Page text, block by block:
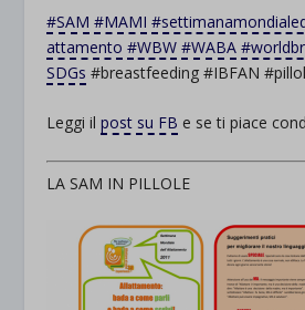
#SAM #MAMI #
attamento #WBW #WABA #
SDGs #breastfeeding #IBFAN
Leggi ilpost su FB e se ti piace
LA SAM IN PILLOLE